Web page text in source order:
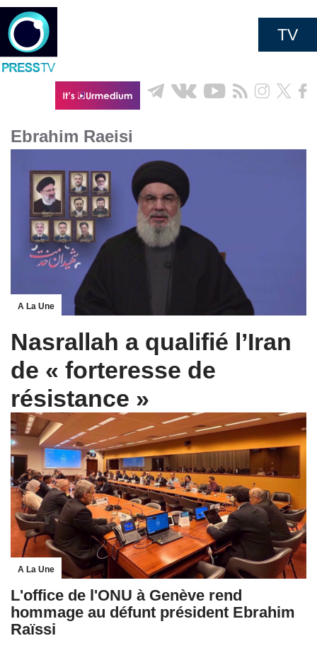
TV
Ebrahim Raeisi
A La Une
Nasrallah a qualifié l’Iran
de « forteresse de
résistance »
A La Une
L'office de l'ONU à Genève rend
hommage au défunt président Ebrahim
Raïssi